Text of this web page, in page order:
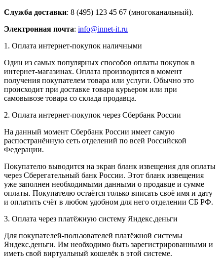
Служба доставки: 8 (495) 123 45 67 (многоканальный).
Электронная почта: info@innet-it.ru
1. Оплата интернет-покупок наличными
Один из самых популярных способов оплаты покупок в
интернет-магазинах. Оплата производится в момент
получения покупателем товара или услуги. Обычно это
происходит при доставке товара курьером или при
самовывозе товара со склада продавца.
2. Оплата интернет-покупок через Сбербанк России
На данный момент Сбербанк России имеет самую
распостранённую сеть отделений по всей Российской
Федерации.
Покупателю выводится на экран бланк извещения для оплаты
через Сберегательный банк России. Этот бланк извещения
уже заполнен необходимыми данными о продавце и сумме
оплаты. Покупателю остаётся только вписать своё имя и дату
и оплатить счёт в любом удобном для него отделении СБ РФ.
3. Оплата через платёжную систему Яндекс.деньги
Для покупателей-пользователей платёжной системы
Яндекс.деньги. Им необходимо быть зарегистрированными и
иметь свой виртуальный кошелёк в этой системе.